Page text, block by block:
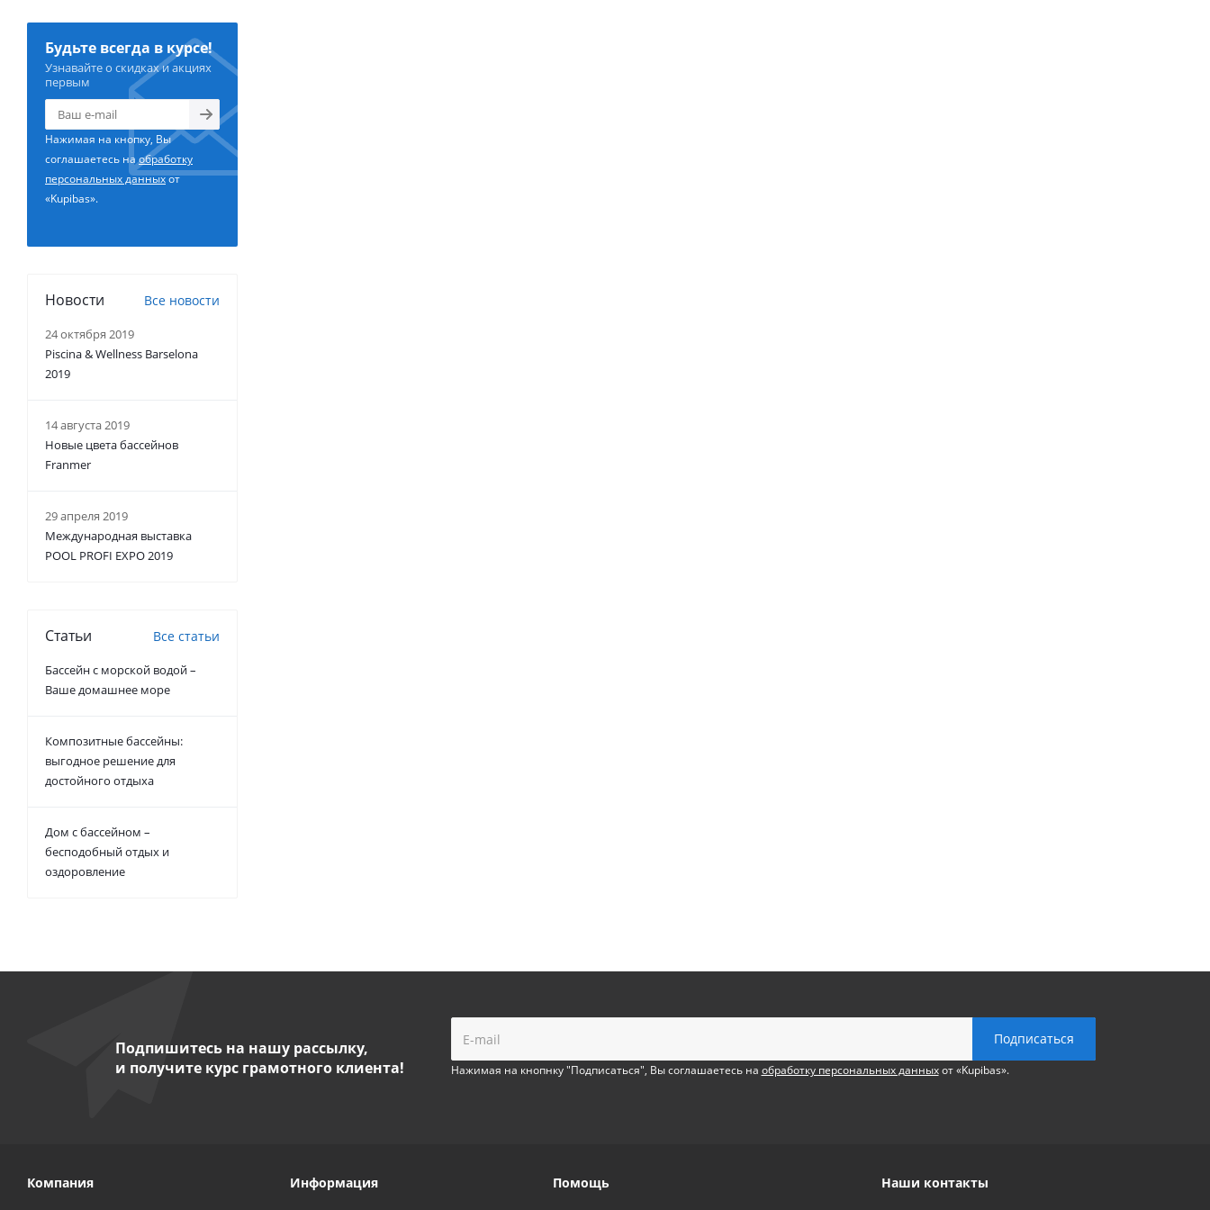
Будьте всегда в курсе!
Узнавайте о скидках и акциях
первым
Нажимая на кнопку, Вы
соглашаетесь наобработку
персональных данныхот
«Kupibas».
Новости Все новости
24 октября 2019
Piscina & Wellness Barselona
2019
14 августа 2019
Новые цвета бассейнов
Franmer
29 апреля 2019
Международная выставка
POOL PROFI EXPO 2019
Статьи Все статьи
Бассейн с морской водой –
Ваше домашнее море
Композитные бассейны:
выгодное решение для
достойного отдыха
Дом с бассейном –
бесподобный отдых и
оздоровление
Подпишитесь на нашу рассылку,
и получите курс грамотного клиента!
Нажимая на кнопнку "Подписаться", Вы соглашаетесь на обработку персональных данныхот «Kupibas».
Компания Информация Помощь Наши контакты